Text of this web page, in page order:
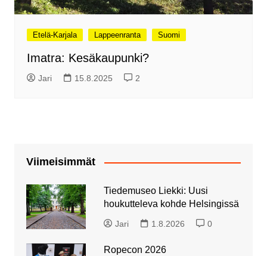
Etelä-Karjala Lappeenranta Suomi
Imatra: Kesäkaupunki?
Jari 15.8.2025 2
Viimeisimmät
Tiedemuseo Liekki: Uusi
houkutteleva kohde Helsingissä
Jari 1.8.2026 0
Ropecon 2026